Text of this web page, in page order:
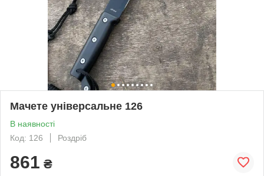
Мачете універсальне 126
В наявності
Код: 126
Роздріб
861 ₴